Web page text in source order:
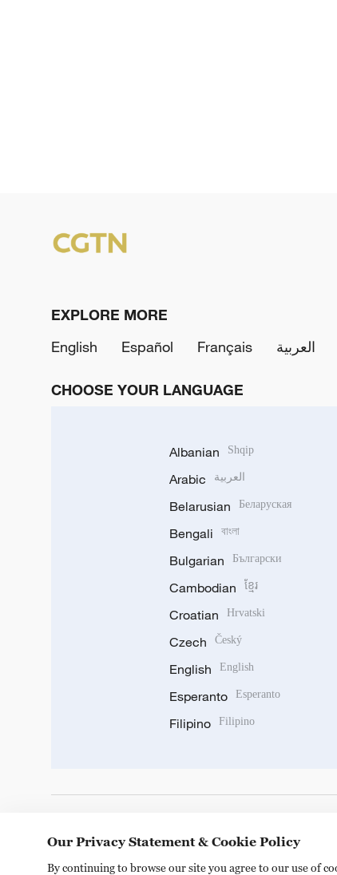
EXPLORE MORE
English
Español Français العربية
CHOOSE YOUR LANGUAGE
Albanian Shqip
Arabic العربية
Belarusian Беларуская
Bengali বাংলা
Bulgarian Български
Cambodian ខ្មែរ
Croatian Hrvatski
Czech Český
English English
Esperanto Esperanto
Filipino Filipino
Our Privacy Statement & Cookie Policy
By continuing to browse our site you agree to our use of